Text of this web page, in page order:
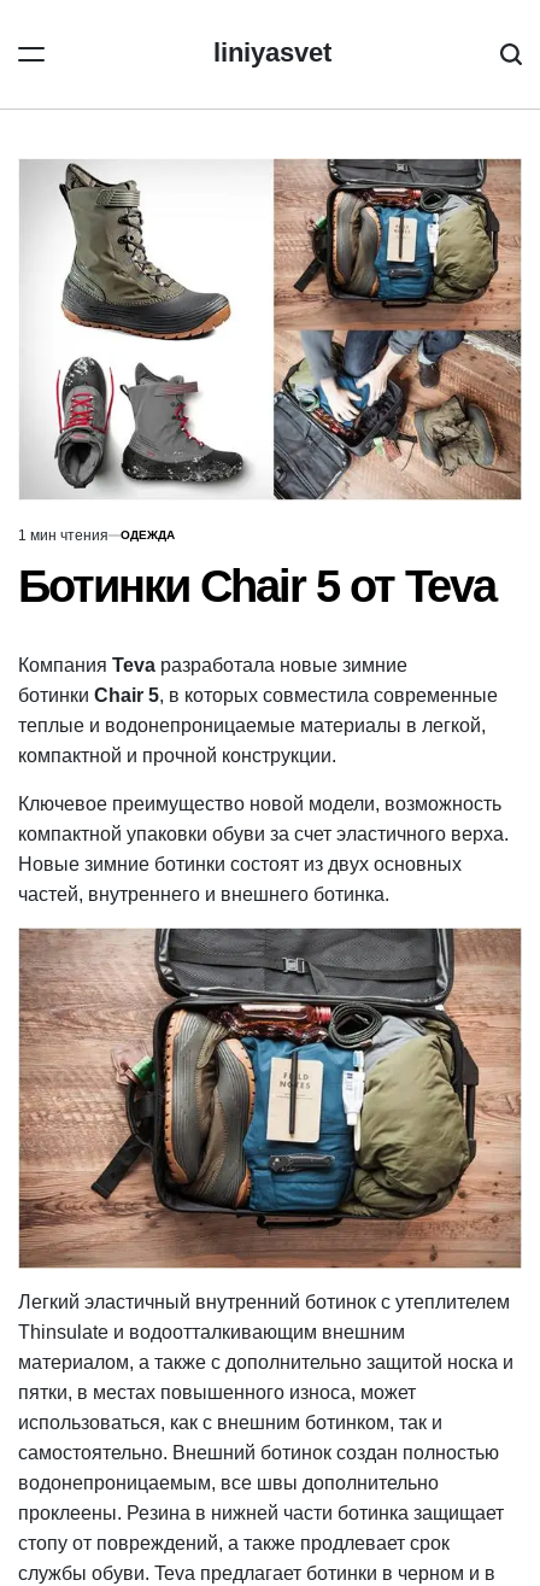
liniyasvet
Расчётное
время
чтения
1 мин чтения
ОПУБЛИКОВАНО
ОДЕЖДА
Ботинки Chair 5 от Teva
Компания Teva разработала новые зимние
ботинки Chair 5, в которых совместила современные
теплые и водонепроницаемые материалы в легкой,
компактной и прочной конструкции.
Ключевое преимущество новой модели, возможность
компактной упаковки обуви за счет эластичного верха.
Новые зимние ботинки состоят из двух основных
частей, внутреннего и внешнего ботинка.
Легкий эластичный внутренний ботинок с утеплителем
Thinsulate и водоотталкивающим внешним
материалом, а также с дополнительно защитой носка и
пятки, в местах повышенного износа, может
использоваться, как с внешним ботинком, так и
самостоятельно. Внешний ботинок создан полностью
водонепроницаемым, все швы дополнительно
проклеены. Резина в нижней части ботинка защищает
стопу от повреждений, а также продлевает срок
службы обуви. Teva предлагает ботинки в черном и в